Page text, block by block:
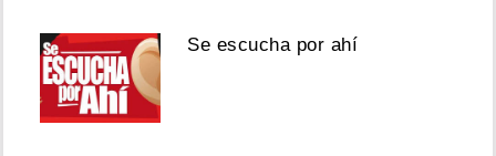
Se escucha por ahí